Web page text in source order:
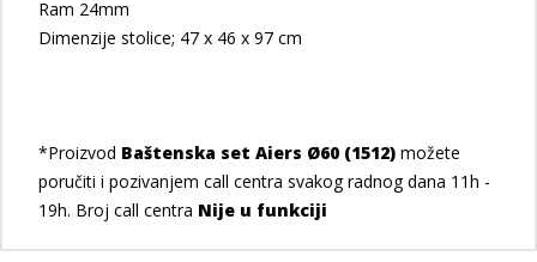
Ram 24mm
Dimenzije stolice; 47 x 46 x 97 cm
*Proizvod Baštenska set Aiers Ø60 (1512) možete
poručiti i pozivanjem call centra svakog radnog dana 11h -
19h. Broj call centra Nije u funkciji